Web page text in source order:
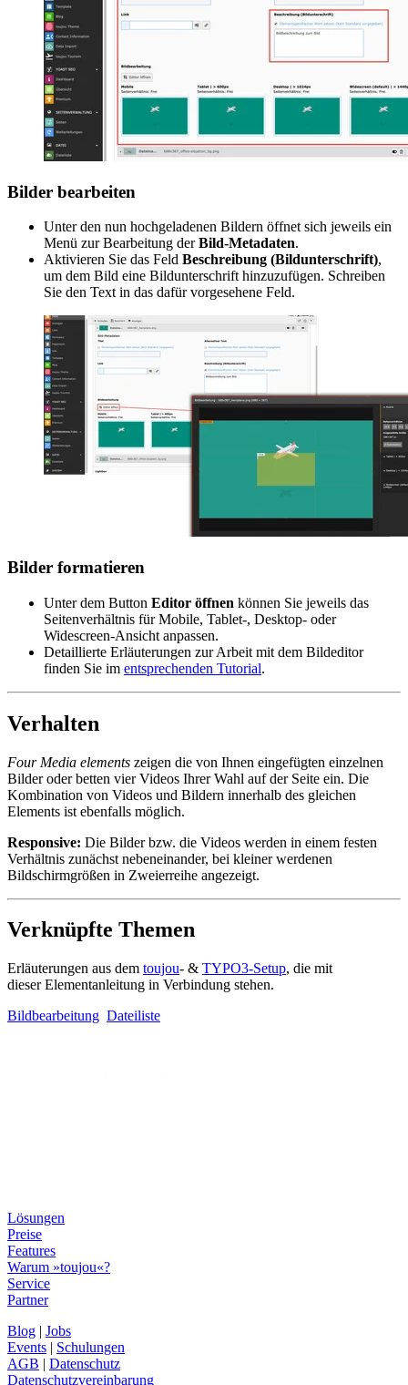
Bilder bearbeiten
Unter den nun hochgeladenen Bildern öffnet sich jeweils ein
Menü zur Bearbeitung derBild-Metadaten.
Aktivieren Sie das Feld Beschreibung (Bildunterschrift),
um dem Bild eine Bildunterschrift hinzuzufügen. Schreiben
Sie den Text in das dafür vorgesehene Feld.
Bilder formatieren
Unter dem Button Editor öffnen können Sie jeweils das
Seitenverhältnis für Mobile, Tablet-, Desktop- oder
Widescreen-Ansicht anpassen.
Detaillierte Erläuterungen zur Arbeit mit dem Bildeditor
finden Sie im entsprechenden Tutorial.
Verhalten
Four Media elements zeigen die von Ihnen eingefügten einzelnen
Bilder oder betten vier Videos Ihrer Wahl auf der Seite ein. Die
Kombination von Videos und Bildern innerhalb des gleichen
Elements ist ebenfalls möglich.
Responsive: Die Bilder bzw. die Videos werden in einem festen
Verhältnis zunächst nebeneinander, bei kleiner werdenen
Bildschirmgrößen in Zweierreihe angezeigt.
Verknüpfte Themen
Erläuterungen aus dem toujou- & TYPO3-Setup, die mit
dieser Elementanleitung in Verbindung stehen.
Bildbearbeitung Dateiliste
Lösungen
Preise
Features
Warum »toujou«?
Service
Partner
Blog | Jobs
Events | Schulungen
AGB | Datenschutz
Datenschutzvereinbarung